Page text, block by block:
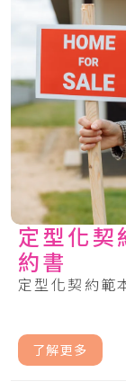
定型化契
約書
定型化契約範
了解更多